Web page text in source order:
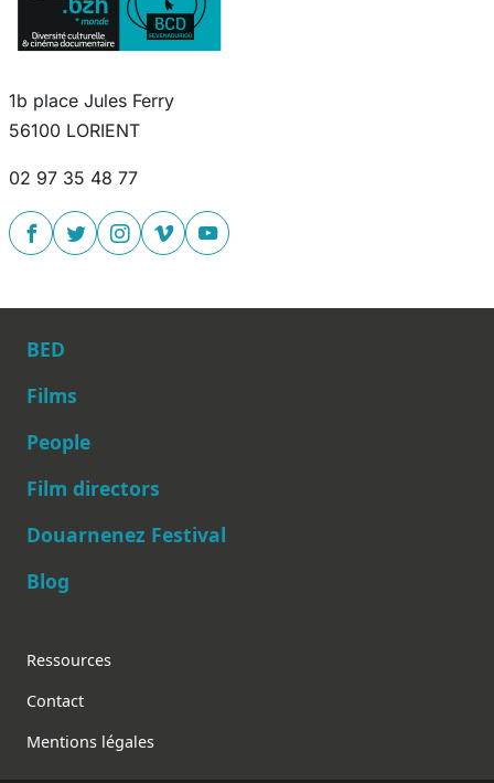
1b place Jules Ferry
56100 LORIENT
02 97 35 48 77
Main navigation
BED
Films
People
Film directors
Douarnenez Festival
Blog
Footer
Ressources
Contact
Mentions légales